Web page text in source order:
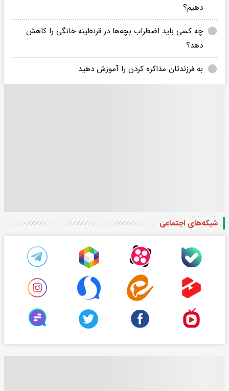
دهیم؟
چه کسی باید اضطراب بچه‌ها در قرنطینه خانگی را کاهش
دهد؟
به فرزندتان مذاکره کردن را آموزش دهید
شبکه‌های اجتماعی